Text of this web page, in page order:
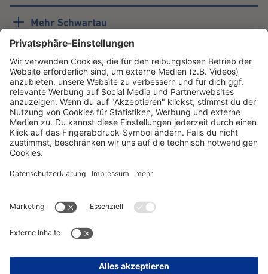
Mehr Schwartau
#schwartau
Youtube LinkedIn
Unternehmen
Instagram TikTok Facebook
Schwartau
Instagram TikTok Facebook
Instagram TikTok
Professional